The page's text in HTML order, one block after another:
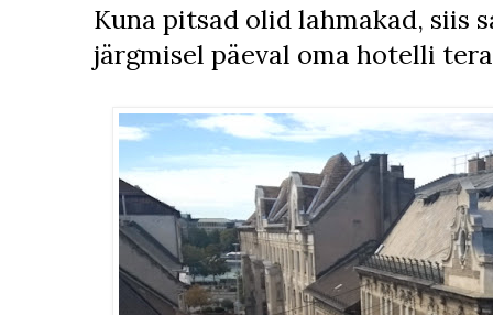
Kuna pitsad olid lahmakad, siis
järgmisel päeval oma hotelli